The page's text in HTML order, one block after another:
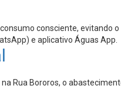
consciente, evitando o
e aplicativo Águas App.
Rua Bororos, o